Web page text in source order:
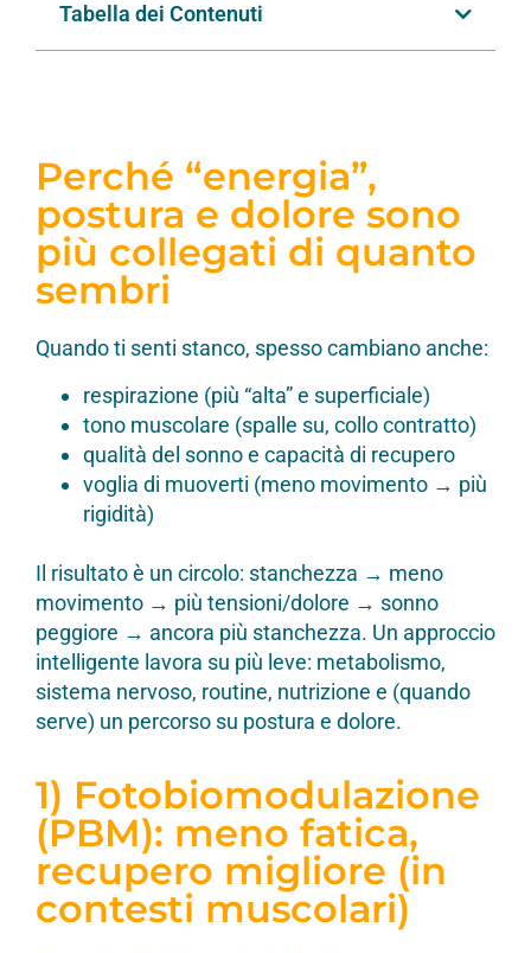
Tabella dei Contenuti
Perché “energia”,
postura e dolore sono
più collegati di quanto
sembri
Quando ti senti stanco, spesso cambiano anche:
respirazione (più “alta” e superficiale)
tono muscolare (spalle su, collo contratto)
qualità del sonno e capacità di recupero
voglia di muoverti (meno movimento → più
rigidità)
Il risultato è un circolo: stanchezza → meno
movimento → più tensioni/dolore → sonno
peggiore → ancora più stanchezza. Un approccio
intelligente lavora su più leve: metabolismo,
sistema nervoso, routine, nutrizione e (quando
serve) un percorso su postura e dolore.
1) Fotobiomodulazione
(PBM): meno fatica,
recupero migliore (in
contesti muscolari)